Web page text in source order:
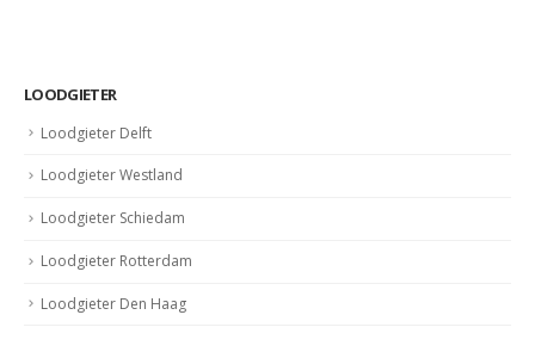
LOODGIETER
Loodgieter Delft
Loodgieter Westland
Loodgieter Schiedam
Loodgieter Rotterdam
Loodgieter Den Haag